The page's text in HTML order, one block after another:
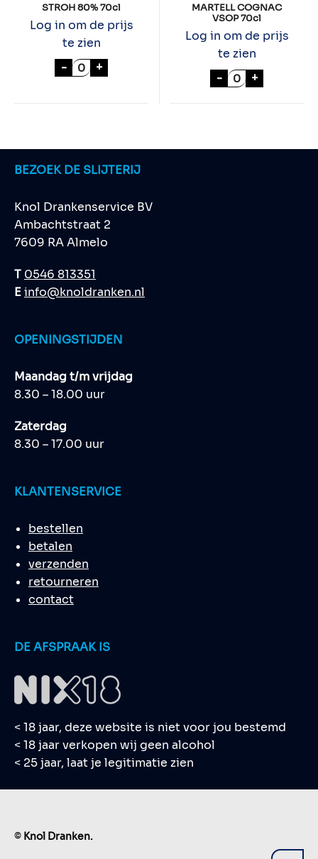
STROH 80% 70cl
Log in om de prijs
te zien
- STROH 80% 70cl aantal
+
MARTELL COGNAC
VSOP 70cl
Log in om de prijs
te zien
- MARTELL
+
BEZOEK DE SLIJTERIJ
Knol Drankenservice BV
Ambachtstraat 2
7609 RA Almelo
T 0546 813351
Einfo@knoldranken.nl
OPENINGSTIJDEN
Maandag t/m vrijdag
8.30 – 18.00 uur
Zaterdag
8.30 – 17.00 uur
KLANTENSERVICE
bestellen
betalen
verzenden
retourneren
contact
DE AFSPRAAK IS
< 18 jaar, deze website is niet voor jou bestemd
< 18 jaar verkopen wij geen alcohol
< 25 jaar, laat je legitimatie zien
© Knol Dranken.